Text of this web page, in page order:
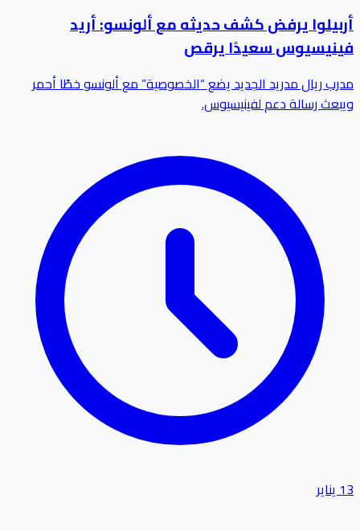
أربيلوا يرفض كشف حديثه مع ألونسو: أريد
فينيسيوس سعيدًا يرقص
مدرب ريال مدريد الجديد يضع “الخصوصية” مع ألونسو خطًا أحمر
ويبعث رسالة دعم لفينيسيوس.
13 يناير